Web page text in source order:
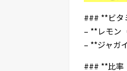
### **ビタ
– **レモン
– **ジャガ
### **比率